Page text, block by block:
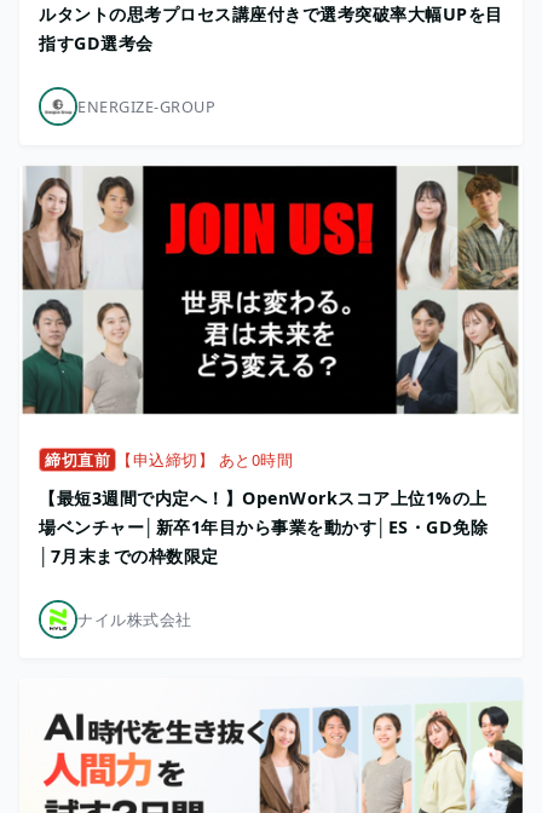
ルタントの思考プロセス講座付きで選考突破率大幅UPを目
指すGD選考会
ENERGIZE-GROUP
締切直前 【申込締切】 あと0時間
【最短3週間で内定へ！】OpenWorkスコア上位1%の上
場ベンチャー│新卒1年目から事業を動かす│ES・GD免除
│7月末までの枠数限定
ナイル株式会社